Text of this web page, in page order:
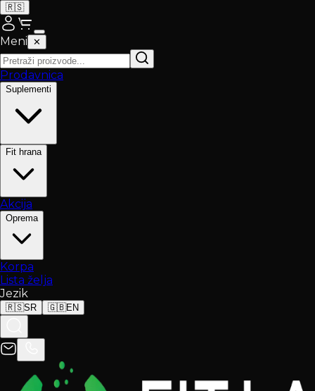
🇷🇸
Meni ✕
Prodavnica
Suplementi
Fit hrana
Akcija
Oprema
Korpa
Lista želja
Jezik
🇷🇸SR 🇬🇧EN